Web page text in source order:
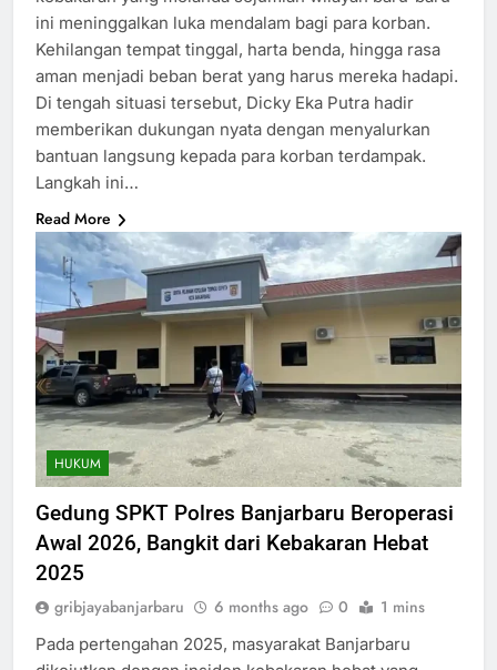
ini meninggalkan luka mendalam bagi para korban.
Kehilangan tempat tinggal, harta benda, hingga rasa
aman menjadi beban berat yang harus mereka hadapi.
Di tengah situasi tersebut, Dicky Eka Putra hadir
memberikan dukungan nyata dengan menyalurkan
bantuan langsung kepada para korban terdampak.
Langkah ini…
Read More
HUKUM
Gedung SPKT Polres Banjarbaru Beroperasi
Awal 2026, Bangkit dari Kebakaran Hebat
2025
gribjayabanjarbaru 6 months ago 0 1 mins
Pada pertengahan 2025, masyarakat Banjarbaru